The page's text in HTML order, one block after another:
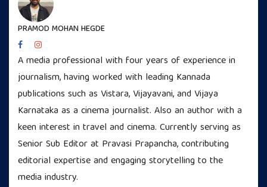
PRAMOD MOHAN HEGDE
A media professional with four years of experience in
journalism, having worked with leading Kannada
publications such as Vistara, Vijayavani, and Vijaya
Karnataka as a cinema journalist. Also an author with a
keen interest in travel and cinema. Currently serving as
Senior Sub Editor at Pravasi Prapancha, contributing
editorial expertise and engaging storytelling to the
media industry.